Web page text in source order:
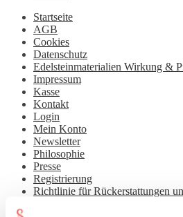
Startseite
AGB
Cookies
Datenschutz
Edelsteinmaterialien Wirkung &
Impressum
Kasse
Kontakt
Login
Mein Konto
Newsletter
Philosophie
Presse
Registrierung
Richtlinie für Rückerstattungen